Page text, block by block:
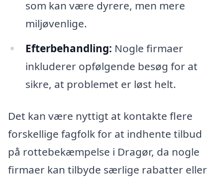
som kan være dyrere, men mere
miljøvenlige.
Efterbehandling: Nogle firmaer
inkluderer opfølgende besøg for at
sikre, at problemet er løst helt.
Det kan være nyttigt at kontakte flere
forskellige fagfolk for at indhente tilbud
på rottebekæmpelse i Dragør, da nogle
firmaer kan tilbyde særlige rabatter eller